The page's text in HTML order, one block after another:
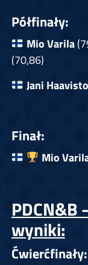
Półfinały:
Mio Varila
(70,86)
Jani Haavisto
Finał:
Mio
PDCN&B
wyniki:
Ćwierćfinały: